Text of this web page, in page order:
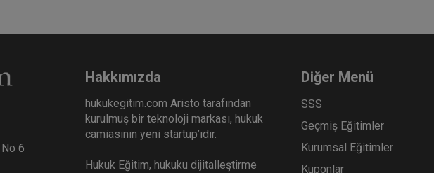
6
Hakkımızda
hukukegitim.com Aristo tarafından
kurulmuş bir teknoloji markası, hukuk
camiasının yeni startup’ıdır.
Hukuk Eğitim, hukuku dijitalleştirme
Diğer Menü
SSS
Geçmiş Eğitimler
Kurumsal Eğitimler
Kuponlar